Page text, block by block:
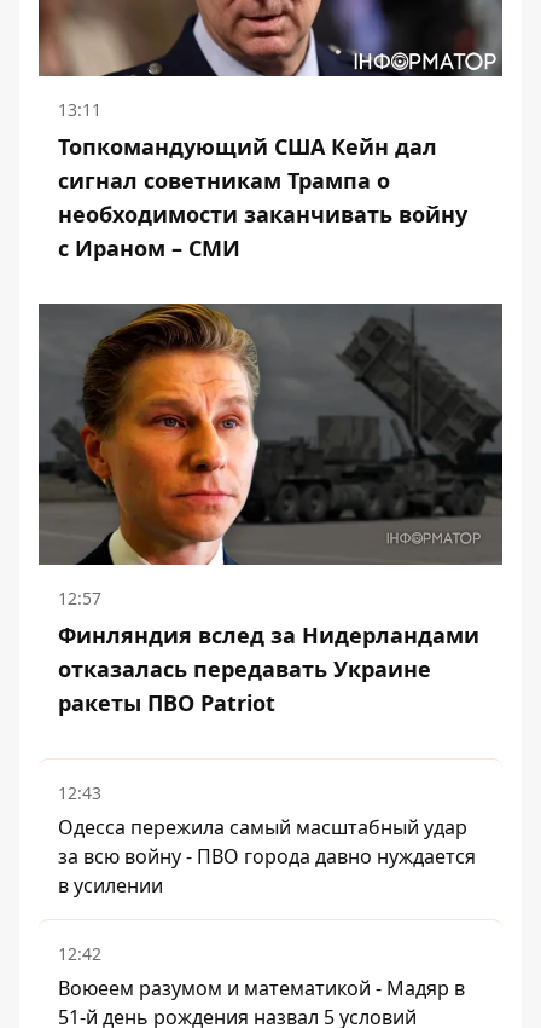
13:11
Топкомандующий США Кейн дал
сигнал советникам Трампа о
необходимости заканчивать войну
с Ираном – СМИ
12:57
Финляндия вслед за Нидерландами
отказалась передавать Украине
ракеты ПВО Patriot
12:43
Одесса пережила самый масштабный удар
за всю войну - ПВО города давно нуждается
в усилении
12:42
Воюеем разумом и математикой - Мадяр в
51-й день рождения назвал 5 условий